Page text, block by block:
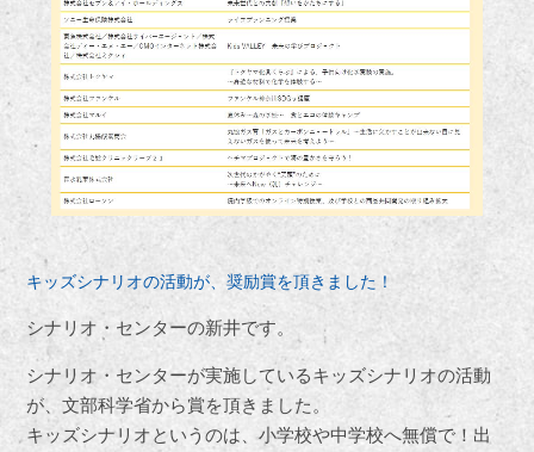
キッズシナリオの活動が、奨励賞を頂きました！
シナリオ・センターの新井です。
シナリオ・センターが実施しているキッズシナリオの活動
が、文部科学省から賞を頂きました。
キッズシナリオというのは、小学校や中学校へ無償で！出